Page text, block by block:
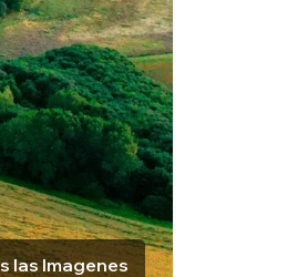
las Imagenes